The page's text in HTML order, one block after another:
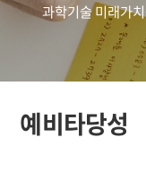
과학기술 미래가
예비타당성